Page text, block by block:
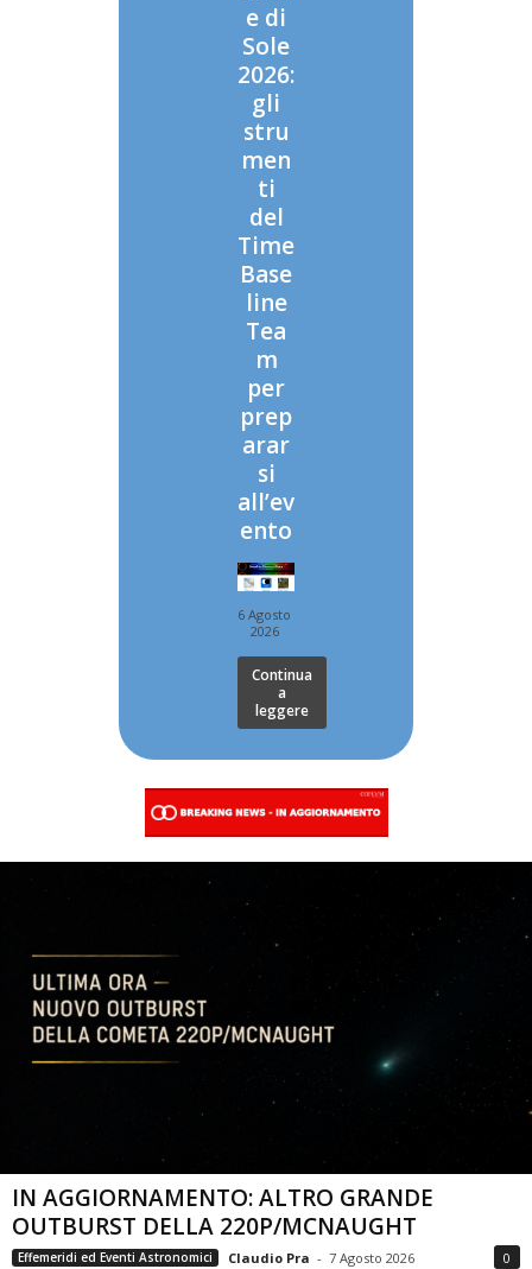
e di
Sole
2026:
gli
stru
men
ti
del
Time
Base
line
Tea
m
per
prep
arar
si
all’ev
ento
6 Agosto
2026
Continua
a
leggere
IN AGGIORNAMENTO: ALTRO GRANDE
OUTBURST DELLA 220P/MCNAUGHT
Effemeridi ed Eventi Astronomici Claudio Pra - 7 Agosto 2026 0